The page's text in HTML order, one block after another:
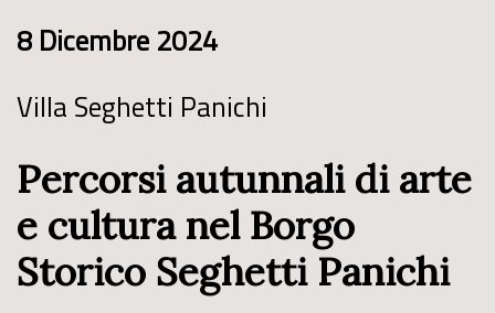
8 Dicembre 2024
Villa Seghetti Panichi
Percorsi autunnali di arte
e cultura nel Borgo
Storico Seghetti Panichi